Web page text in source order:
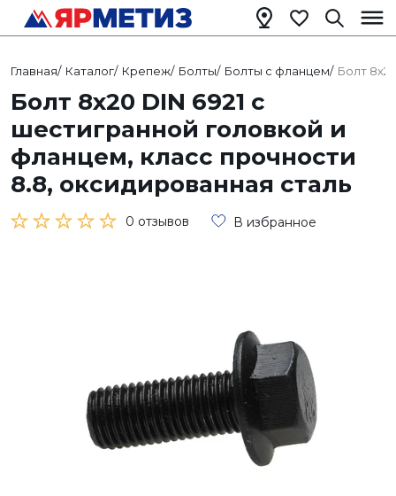
Главная/ Каталог/ Крепеж/ Болты/ Болты с фланцем/ Болт
Болт 8х20 DIN 6921 с
шестигранной головкой и
фланцем, класс прочности
8.8, оксидированная сталь
0 отзывов В избранное